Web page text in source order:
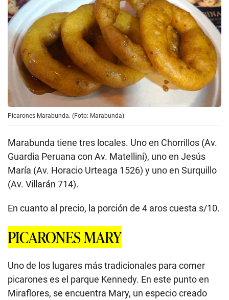
Picarones Marabunda. (Foto: Marabunda)
Marabunda tiene tres locales. Uno en Chorrillos (Av.
Guardia Peruana con Av. Matellini), uno en Jesús
María (Av. Horacio Urteaga 1526) y uno en Surquillo
(Av. Villarán 714).
En cuanto al precio, la porción de 4 aros cuesta s/10.
PICARONES MARY
Uno de los lugares más tradicionales para comer
picarones es el parque Kennedy. En este punto en
Miraflores, se encuentra Mary, un especio creado